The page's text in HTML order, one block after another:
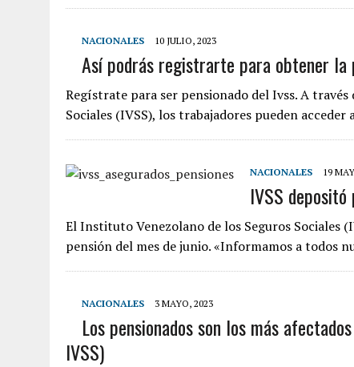
NACIONALES 10 JULIO, 2023
Así podrás registrarte para obtener la
Regístrate para ser pensionado del Ivss. A
Sociales (IVSS), los trabajadores pueden
NACIONALES 19
IVSS
El Instituto Venezolano de los Seguros Sociales
pensión del mes de junio. «Informamos a todos
NACIONALES 3 MAYO, 2023
Los pensionados son los más
IVSS)